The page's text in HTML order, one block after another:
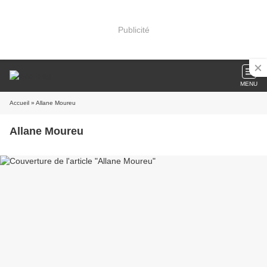
Publicité
MENU
Accueil » Allane Moureu
Allane Moureu